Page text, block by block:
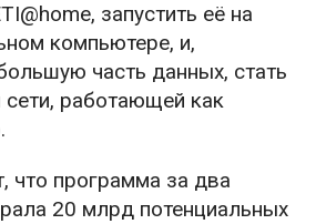
запустить её на
компьютере, и,
часть данных, стать
работающей как
что программа за два
20 млрд потенциальных